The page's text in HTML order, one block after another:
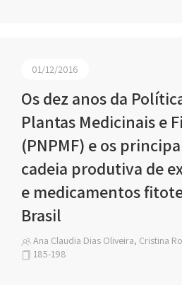
01/12/2016
Os dez anos da
Plantas Medicinais e
(PNPMF) e os
cadeia produtiva de
e medicamentos
Brasil
Ana Claudia Dias Oliveira, Cristina
185-198